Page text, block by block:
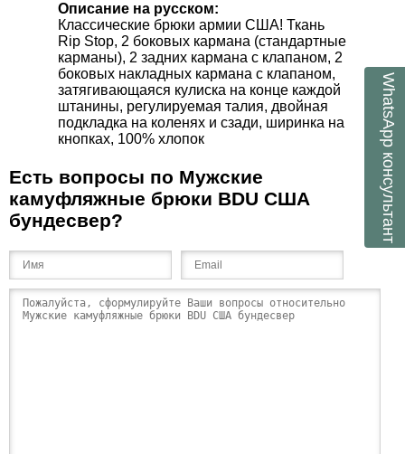
Описание на русском:
Классические брюки армии США! Ткань
Rip Stop, 2 боковых кармана (стандартные
карманы), 2 задних кармана с клапаном, 2
боковых накладных кармана с клапаном,
затягивающаяся кулиска на конце каждой
штанины, регулируемая талия, двойная
подкладка на коленях и сзади, ширинка на
кнопках, 100% хлопок
Есть вопросы по Мужские
камуфляжные брюки BDU США
бундесвер?
WhatsApp
консультант